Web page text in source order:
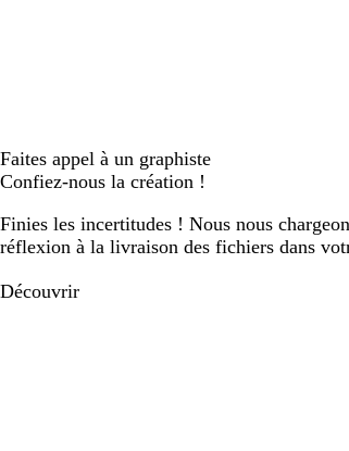
Faites appel à un graphiste
Confiez-nous la création !
Finies les incertitudes ! Nous nous
réflexion à la livraison des fichiers dans
Découvrir